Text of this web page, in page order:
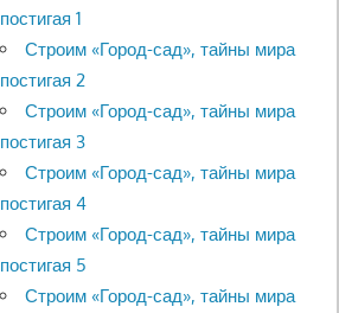
постигая 1
Строим «Город-сад», тайны мира
постигая 2
Строим «Город-сад», тайны мира
постигая 3
Строим «Город-сад», тайны мира
постигая 4
Строим «Город-сад», тайны мира
постигая 5
Строим «Город-сад», тайны мира